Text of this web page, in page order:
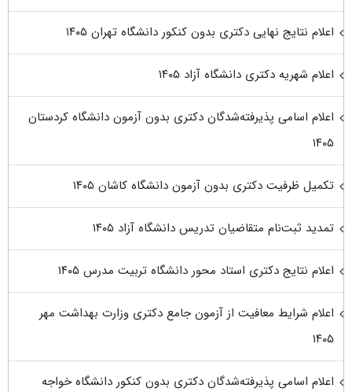
اعلام نتایج نهایی دکتری بدون کنکور دانشگاه تهران ۱۴۰۵
اعلام شهریه دکتری دانشگاه آزاد ۱۴۰۵
اعلام اسامی پذیرفته‌شدگان دکتری بدون آزمون دانشگاه کردستان
۱۴۰۵
تکمیل ظرفیت دکتری بدون آزمون دانشگاه کاشان ۱۴۰۵
تمدید ثبت‌نام متقاضیان تدریس دانشگاه آزاد ۱۴۰۵
اعلام نتایج دکتری استاد محور دانشگاه تربیت مدرس ۱۴۰۵
اعلام شرایط معافیت از آزمون جامع دکتری وزارت بهداشت مهر
۱۴۰۵
اعلام اسامی پذیرفته‌شدگان دکتری بدون کنکور دانشگاه خواجه